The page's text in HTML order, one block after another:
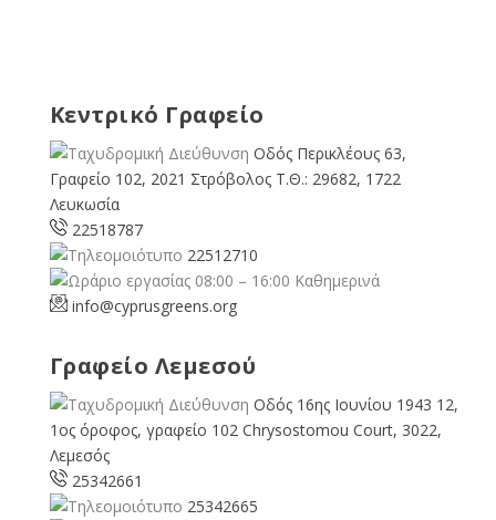
Κεντρικό Γραφείο
Οδός Περικλέους 63,
Γραφείο 102, 2021 Στρόβολος Τ.Θ.: 29682, 1722
Λευκωσία
22518787
22512710
08:00 – 16:00 Καθημερινά
info@cyprusgreens.org
Γραφείο Λεμεσού
Οδός 16ης Ιουνίου 1943 12,
1ος όροφος, γραφείο 102 Chrysostomou Court, 3022,
Λεμεσός
25342661
25342665